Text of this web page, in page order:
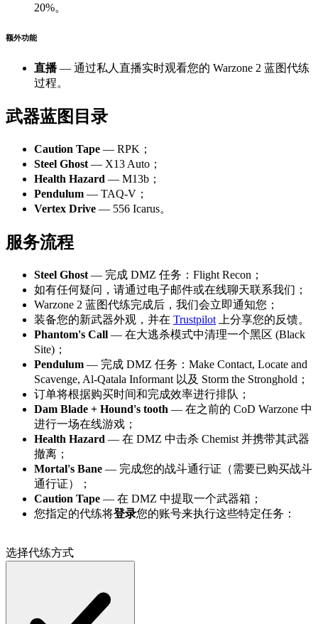
20%。
额外功能
直播— 通过私人直播实时观看您的 Warzone 2 蓝图代练
过程。
武器蓝图目录
Caution Tape — RPK；
Steel Ghost — X13 Auto；
Health Hazard — M13b；
Pendulum — TAQ-V；
Vertex Drive — 556 Icarus。
服务流程
Steel Ghost — 完成 DMZ 任务：Flight Recon；
如有任何疑问，请通过电子邮件或在线聊天联系我们；
Warzone 2 蓝图代练完成后，我们会立即通知您；
装备您的新武器外观，并在 Trustpilot 上分享您的反馈。
Phantom's Call — 在大逃杀模式中清理一个黑区 (Black
Site)；
Pendulum — 完成 DMZ 任务：Make Contact, Locate and
Scavenge, Al-Qatala Informant 以及 Storm the Stronghold；
订单将根据购买时间和完成效率进行排队；
Dam Blade + Hound's tooth — 在之前的 CoD Warzone 中
进行一场在线游戏；
Health Hazard — 在 DMZ 中击杀 Chemist 并携带其武器
撤离；
Mortal's Bane — 完成您的战斗通行证（需要已购买战斗
通行证）；
Caution Tape — 在 DMZ 中提取一个武器箱；
您指定的代练将登录您的账号来执行这些特定任务：
选择代练方式